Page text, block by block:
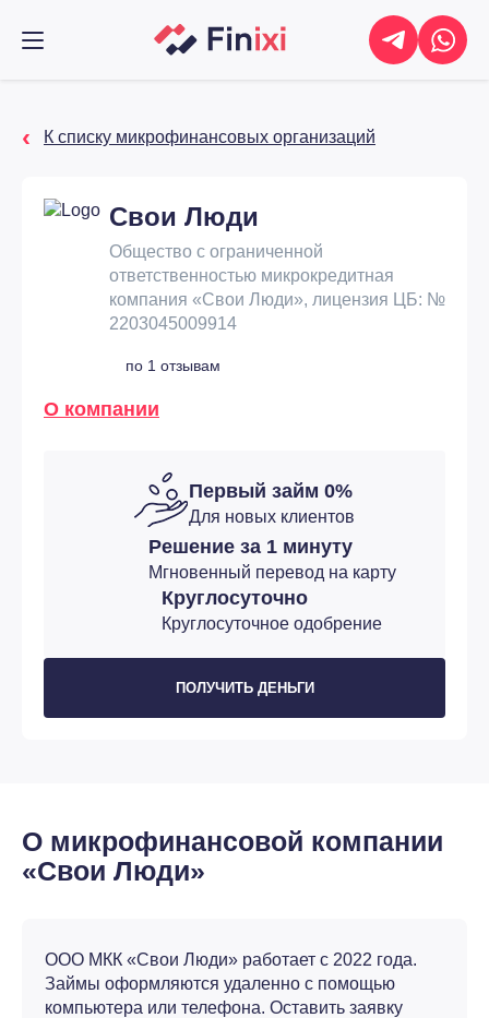
К списку микрофинансовых организаций
Свои Люди
Общество с ограниченной
ответственностью микрокредитная
компания «Свои Люди», лицензия ЦБ: №
2203045009914
по 1 отзывам
О компании
Первый займ 0%
Для новых клиентов
Решение за 1 минуту
Мгновенный перевод на карту
Круглосуточно
Круглосуточное одобрение
ПОЛУЧИТЬ ДЕНЬГИ
О микрофинансовой компании
«Свои Люди»
ООО МКК «Свои Люди» работает с 2022 года.
Займы оформляются удаленно с помощью
компьютера или телефона. Оставить заявку